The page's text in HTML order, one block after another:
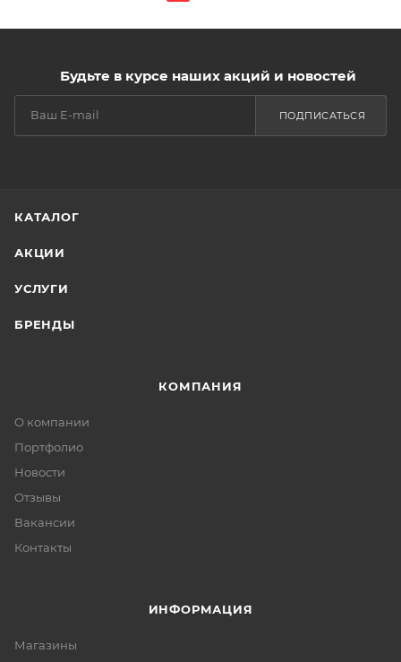
Будьте в курсе наших акций и новостей
ПОДПИСАТЬСЯ
КАТАЛОГ
АКЦИИ
УСЛУГИ
БРЕНДЫ
КОМПАНИЯ
О компании
Портфолио
Новости
Отзывы
Вакансии
Контакты
ИНФОРМАЦИЯ
Магазины